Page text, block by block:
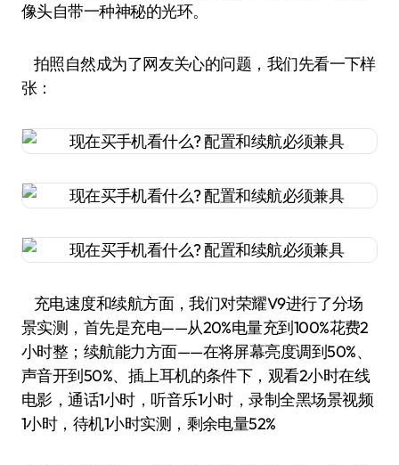
像头自带一种神秘的光环。
拍照自然成为了网友关心的问题，我们先看一下样
张：
充电速度和续航方面，我们对荣耀V9进行了分场
景实测，首先是充电——从20%电量充到100%花费2
小时整；续航能力方面——在将屏幕亮度调到50%、
声音开到50%、插上耳机的条件下，观看2小时在线
电影，通话1小时，听音乐1小时，录制全黑场景视频
1小时，待机1小时实测，剩余电量52%